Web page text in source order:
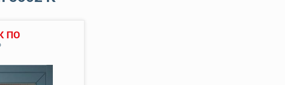
ПО